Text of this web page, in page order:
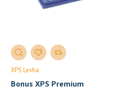
XPS Levha
Bonus XPS Premium